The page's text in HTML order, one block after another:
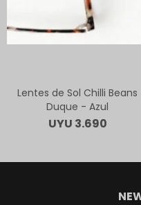
Lentes de Sol Chilli Beans
Duque - Azul
UYU 3.690